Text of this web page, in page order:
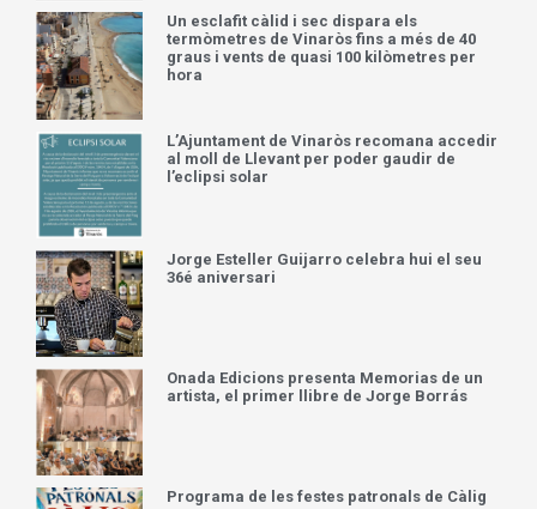
Un esclafit càlid i sec dispara els
termòmetres de Vinaròs fins a més de 40
graus i vents de quasi 100 kilòmetres per
hora
L’Ajuntament de Vinaròs recomana accedir
al moll de Llevant per poder gaudir de
l’eclipsi solar
Jorge Esteller Guijarro celebra hui el seu
36é aniversari
Onada Edicions presenta Memorias de un
artista, el primer llibre de Jorge Borrás
Programa de les festes patronals de Càlig